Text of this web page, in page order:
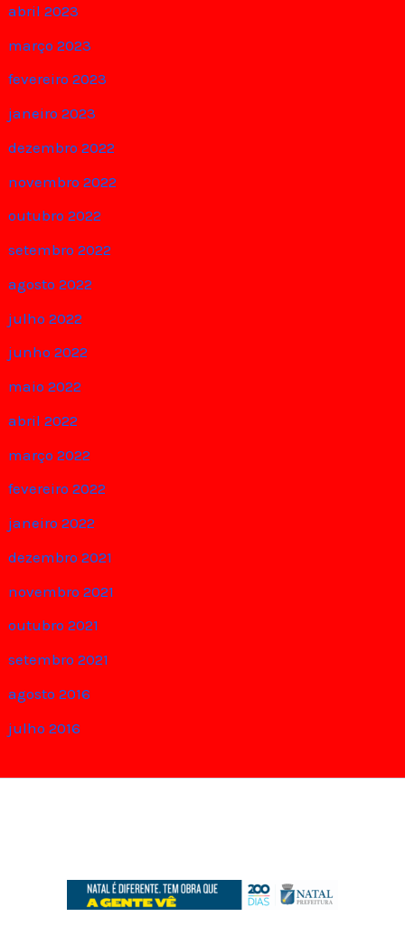
abril 2023
março 2023
fevereiro 2023
janeiro 2023
dezembro 2022
novembro 2022
outubro 2022
setembro 2022
agosto 2022
julho 2022
junho 2022
maio 2022
abril 2022
março 2022
fevereiro 2022
janeiro 2022
dezembro 2021
novembro 2021
outubro 2021
setembro 2021
agosto 2016
julho 2016